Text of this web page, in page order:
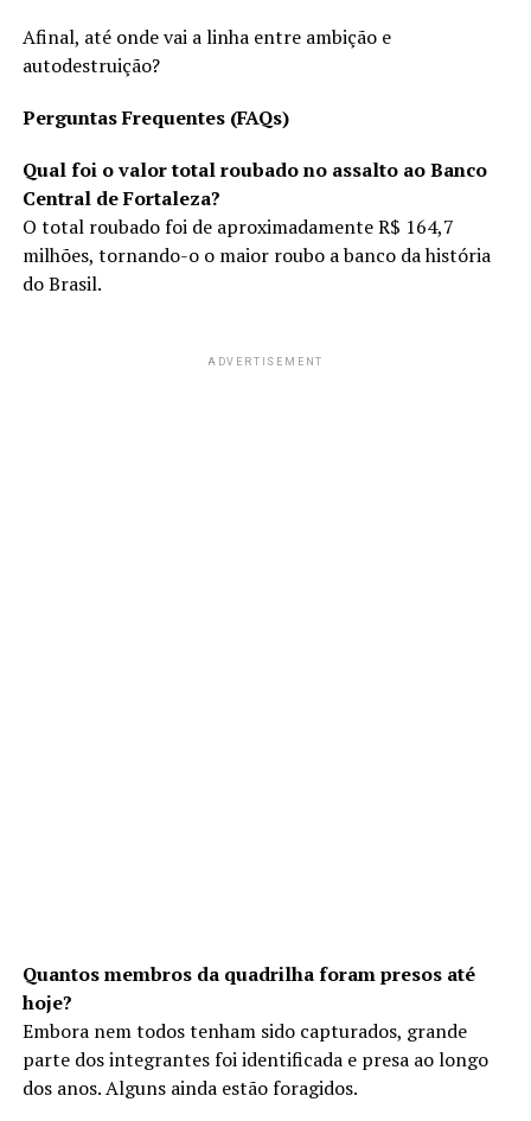
Afinal, até onde vai a linha entre ambição e
autodestruição?
Perguntas Frequentes (FAQs)
Qual foi o valor total roubado no assalto ao Banco
Central de Fortaleza?
O total roubado foi de aproximadamente R$ 164,7
milhões, tornando-o o maior roubo a banco da história
do Brasil.
ADVERTISEMENT
Quantos membros da quadrilha foram presos até
hoje?
Embora nem todos tenham sido capturados, grande
parte dos integrantes foi identificada e presa ao longo
dos anos. Alguns ainda estão foragidos.